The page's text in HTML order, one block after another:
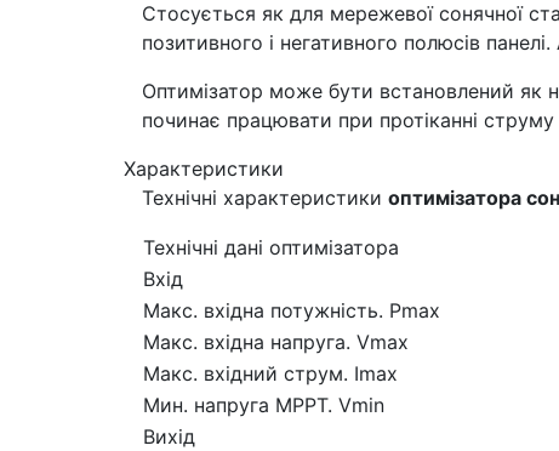
Стосується як для мережевої сонячної
позитивного і негативного полюсів
Оптимізатор може бути встановлений як
починає працювати при протіканні
Характеристики
Технічні характеристики оптимізатора
Технічні дані оптимізатора
Вхід
Макс. вхідна потужність. Pmax
Макс. вхідна напруга. Vmax
Макс. вхідний струм. Imax
Мин. напруга МРРТ. Vmіn
Вихід